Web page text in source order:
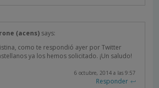
(acens) says:
6 octubre, 2014 a las 9:57
como te respondió ayer por Twitter
ya los hemos solicitado. ¡Un saludo!
Responder